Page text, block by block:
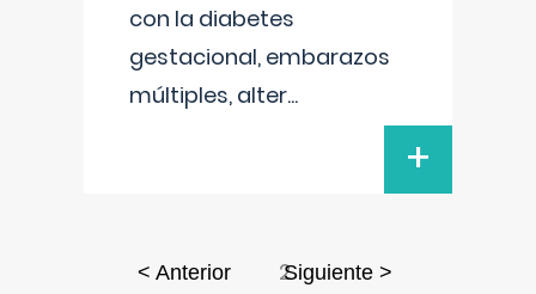
con la diabetes
gestacional, embarazos
múltiples, alter...
+
< Anterior 2Siguiente >